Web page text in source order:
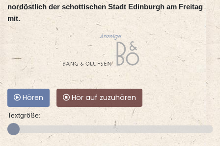
nordöstlich der schottischen Stadt Edinburgh am Freitag
mit.
Anzeige
Hören Hör auf zuzuhören
Textgröße: